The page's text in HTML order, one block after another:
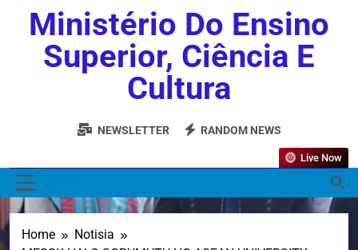
Ministério Do Ensino
Superior, Ciência E
Cultura
NEWSLETTER RANDOM NEWS
Live Now
Home
Notisia